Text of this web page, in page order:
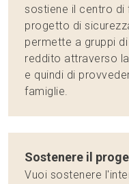
sostiene il centro di
progetto di
permette a gruppi
reddito attraverso
e quindi di
famiglie.
Sostenere il
Vuoi sostenere